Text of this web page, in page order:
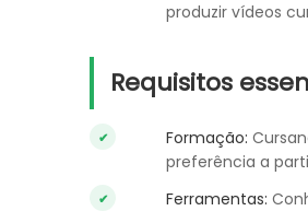
produzir vídeos
Requisitos
Formação:
preferência a
Ferramentas: